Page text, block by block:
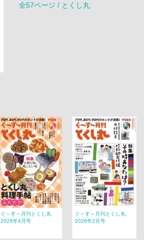
全57ページ / とくし丸
ぐ～す～月刊とくし丸
2026年4月号
ぐ～す～月刊とくし丸
2026年2月号